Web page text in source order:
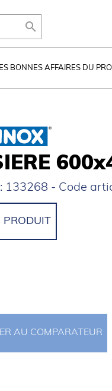

BONNES AFFAIRES DU PRO
133268 - Code
PRODUIT
AU COMPARATEUR